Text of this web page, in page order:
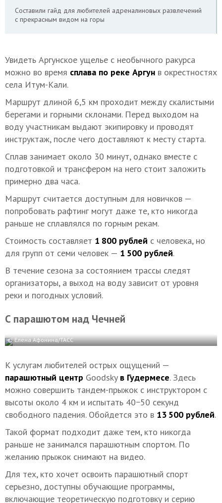
Составили гайд для любителей адреналиновых развлечений
с прекрасным видом на горы
Увидеть Аргунское ущелье с необычного ракурса
можно во время сплава по реке Аргун в окрестностях
села Итум-Кали.
Маршрут длиной 6,5 км проходит между скалистыми
берегами и горными склонами. Перед выходом на
воду участникам выдают экипировку и проводят
инструктаж, после чего доставляют к месту старта.
Сплав занимает около 30 минут, однако вместе с
подготовкой и трансфером на него стоит заложить
примерно два часа.
Маршрут считается доступным для новичков —
попробовать рафтинг могут даже те, кто никогда
раньше не сплавлялся по горным рекам.
Стоимость составляет 1 800 рублей с человека, но
для групп от семи человек — 1 500 рублей.
В течение сезона за состоянием трассы следят
организаторы, а выход на воду зависит от уровня
реки и погодных условий.
С парашютом над Чечней
© Елена Афонина/ТАСС
К услугам любителей острых ощущений —
парашютный центр Goodsky в Гудермесе. Здесь
можно совершить тандем-прыжок с инструктором с
высоты около 4 км и испытать 40−50 секунд
свободного падения. Обойдется это в 13 500 рублей.
Такой формат подходит даже тем, кто никогда
раньше не занимался парашютным спортом. По
желанию прыжок снимают на видео.
Для тех, кто хочет освоить парашютный спорт
серьезно, доступны обучающие программы,
включающие теоретическую подготовку и серию